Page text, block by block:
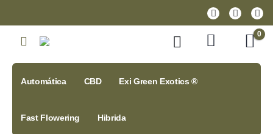
0
Automática CBD Exi Green Exotics ®
Fast Flowering Hibrida